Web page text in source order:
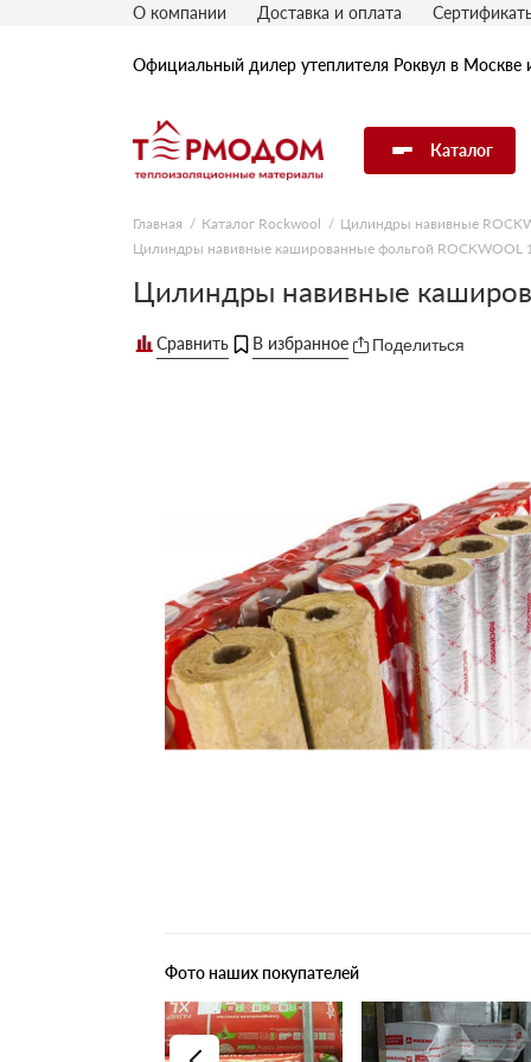
Официальный дилер утеплителя Роквул в Москве
Каталог
Утеплитель Rockwool
Утеплитель Isover
Плитные материалы
О компании Доставка и оплата
Главная Каталог Rockwool Цилиндры навивные
Цилиндры навивные кашированные фольгой ROCKWOOL
Цилиндры навивные
Поделиться
Фото наших покупателей